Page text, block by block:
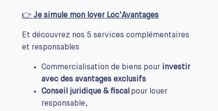
👉 Jesimule mon loyer Loc'Avantages
Et découvrez nos 5 services complémentaires
et responsables
Commercialisation de biens pour investir
avec des avantages exclusifs
Conseil juridique & fiscal pour louer
responsable,